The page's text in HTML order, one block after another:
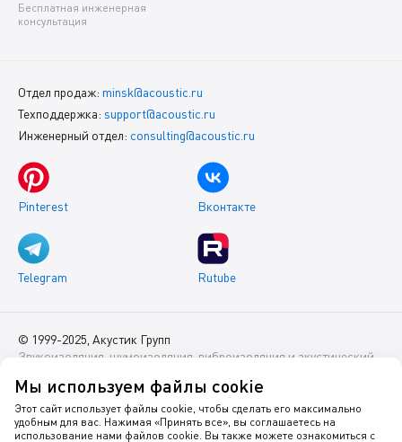
Бесплатная инженерная
консультация
Отдел продаж: minsk@acoustic.ru
Техподдержка: support@acoustic.ru
Инженерный отдел: consulting@acoustic.ru
Pinterest Вконтакте
Telegram Rutube
© 1999-2025, Акустик Групп
Звукоизоляция, шумоизоляция, виброизоляция и акустический
Данный интернет-сайт носит исключительно информационный
характер и ни при каких условиях не является публичной
Мы используем файлы cookie
Этот сайт использует файлы cookie, чтобы сделать его максимально
удобным для вас. Нажимая «Принять все», вы соглашаетесь на
использование нами файлов cookie. Вы также можете ознакомиться с